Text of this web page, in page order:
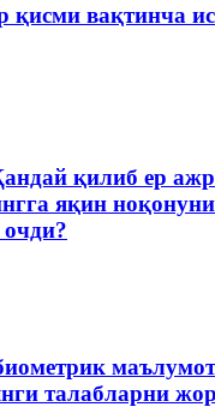
вақтинча
қилиб ер
яқин
талабларни